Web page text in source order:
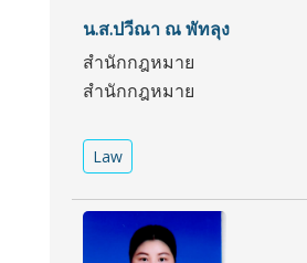
น.ส.ปวีณา ณ พัทลุง
สำนักกฎหมาย
สำนักกฎหมาย
Law